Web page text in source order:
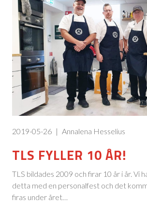
2019-05-26 | Annalena Hesselius
TLS FYLLER 10 ÅR!
TLS bildades 2009 och firar 10 år i år. Vi
detta med en personalfest och det
firas under året…